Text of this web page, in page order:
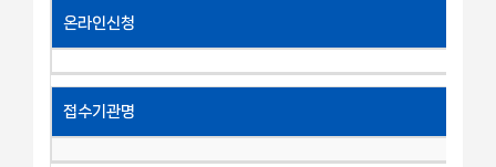
온라인신청
접수기관명